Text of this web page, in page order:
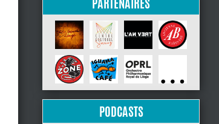
PODCASTS